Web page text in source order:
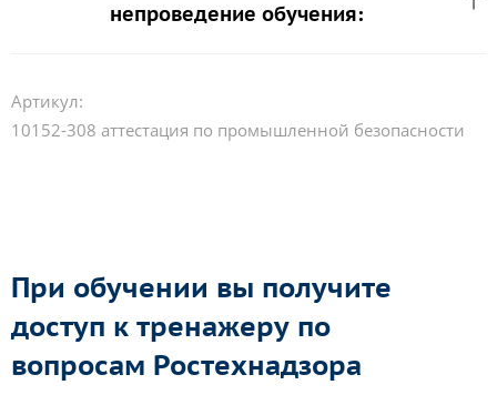
непроведение обучения:
Артикул:
10152-308 аттестация по промышленной безопасности
При обучении вы получите
доступ к тренажеру по
вопросам Ростехнадзора